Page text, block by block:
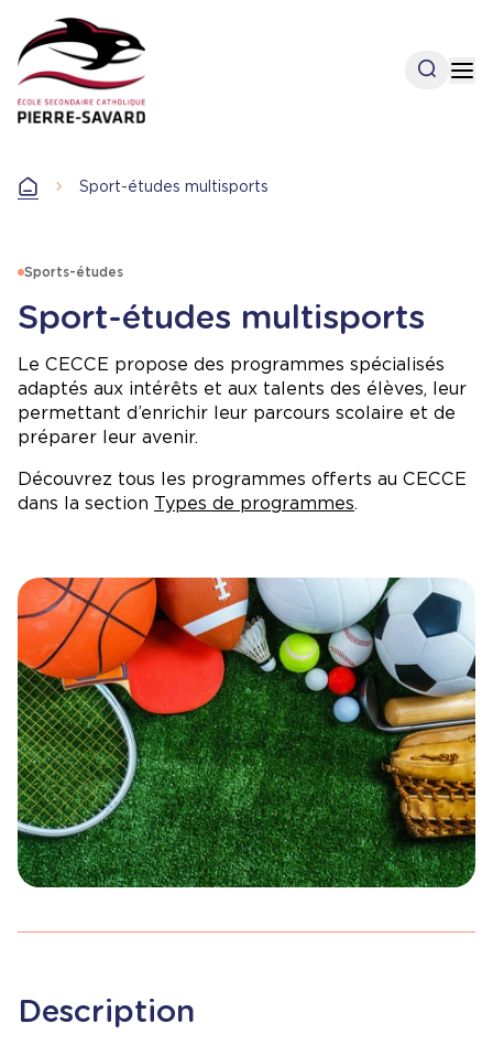
contenu
principal
Open
AccueilSport-études multisports
Sports-études
Sport-études multisports
Le CECCE propose des programmes spécialisés
adaptés aux intérêts et aux talents des élèves, leur
permettant d’enrichir leur parcours scolaire et de
préparer leur avenir.
Découvrez tous les programmes offerts au CECCE
dans la section Types de programmes.
Description